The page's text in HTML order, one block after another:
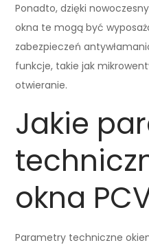
Ponadto, dzięki
okna te mogą być
zabezpieczeń
funkcje, takie jak
otwieranie.
Jakie
okna
Parametry techniczne